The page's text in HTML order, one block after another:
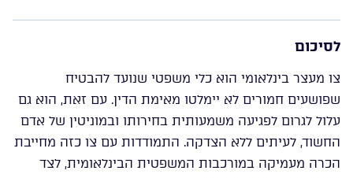
לסיכום
צו מעצר בינלאומי הוא כלי משפטי שנועד להבטיח
שפושעים חמורים לא יימלטו מאימת הדין. עם זאת, הוא גם
עלול לגרום לפגיעה משמעותית בחירותו ובמוניטין של אדם
החשוד, לעיתים ללא הצדקה. התמודדות עם צו כזה מחייבת
הכרה מעמיקה במורכבות המשפטית הבינלאומית, לצד